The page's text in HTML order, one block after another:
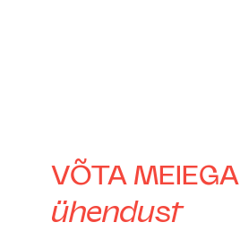
VÕTA MEIEGA
ühendust